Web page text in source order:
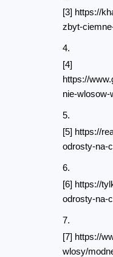
[3] https://
zbyt-
[4]
https://
nie-wlosow-
[5] https://
odrosty-na-
[6] https://
odrosty-na-
[7] https://
wlosy/